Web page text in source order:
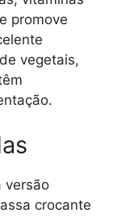
promove
vegetais,
versão
crocante